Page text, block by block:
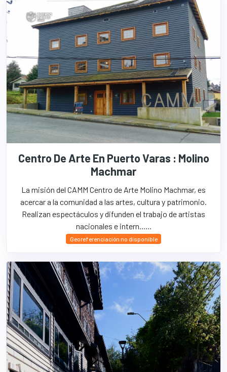
Centro De Arte En Puerto Varas : Molino
Machmar
La misión del CAMM Centro de Arte Molino Machmar, es
acercar a la comunidad a las artes, cultura y patrimonio.
Realizan espectáculos y difunden el trabajo de artistas
nacionales e intern......
Georeferenciación no disponible